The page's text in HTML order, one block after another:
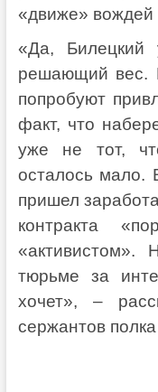
«движе» вождей
«Да, Билецкий
решающий вес.
попробуют
факт, что
уже не тот,
осталось мало.
пришел
контракта
тюрьме за
хочет», –
сержантов